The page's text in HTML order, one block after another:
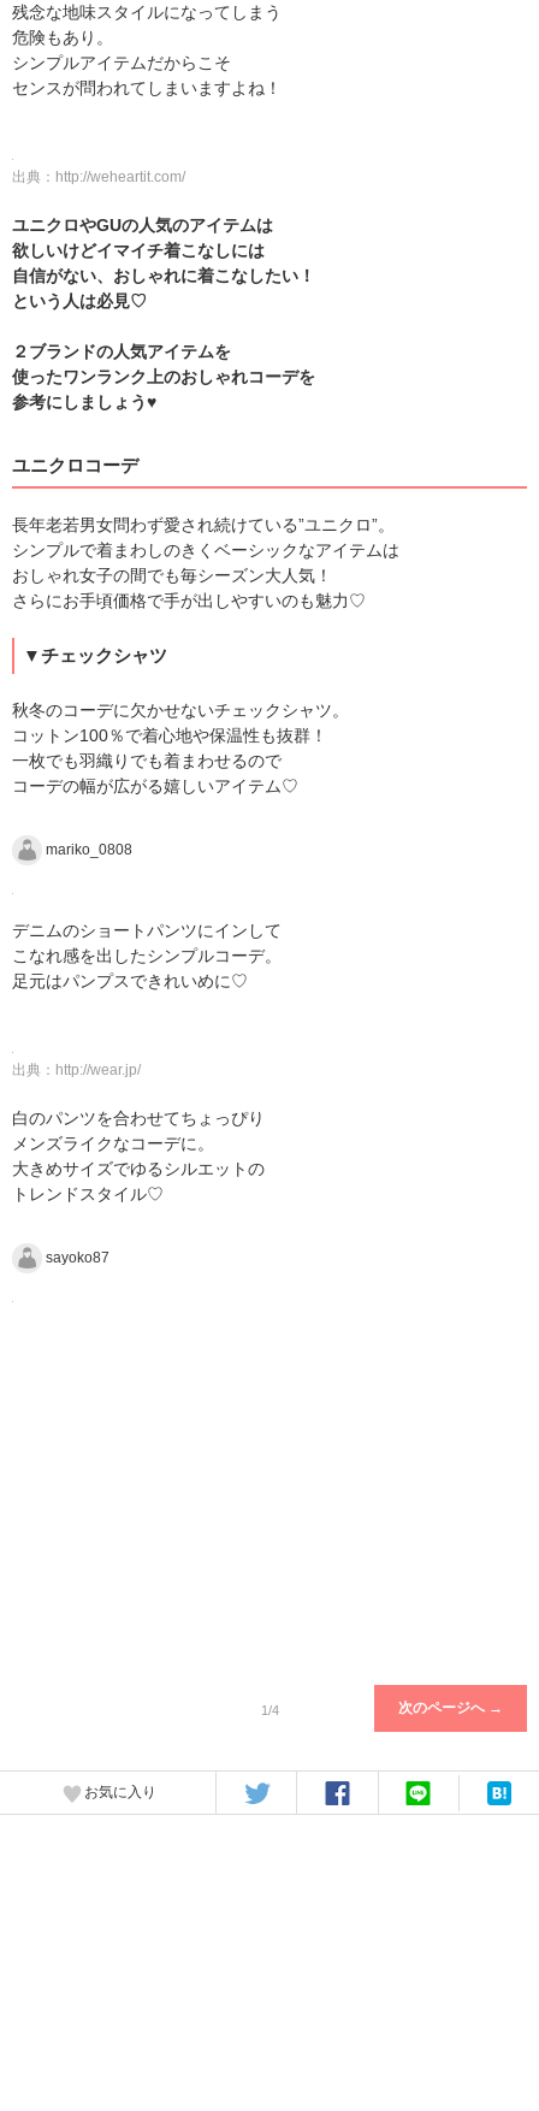
残念な地味スタイルになってしまう
危険もあり。
シンプルアイテムだからこそ
センスが問われてしまいますよね！
出典： http://weheartit.com/
ユニクロやGUの人気のアイテムは
欲しいけどイマイチ着こなしには
自信がない、おしゃれに着こなしたい！
という人は必見♡
２ブランドの人気アイテムを
使ったワンランク上のおしゃれコーデを
参考にしましょう♥
ユニクロコーデ
長年老若男女問わず愛され続けている”ユニクロ”。
シンプルで着まわしのきくベーシックなアイテムは
おしゃれ女子の間でも毎シーズン大人気！
さらにお手頃価格で手が出しやすいのも魅力♡
▼チェックシャツ
秋冬のコーデに欠かせないチェックシャツ。
コットン100％で着心地や保温性も抜群！
一枚でも羽織りでも着まわせるので
コーデの幅が広がる嬉しいアイテム♡
mariko_0808
デニムのショートパンツにインして
こなれ感を出したシンプルコーデ。
足元はパンプスできれいめに♡
出典： http://wear.jp/
白のパンツを合わせてちょっぴり
メンズライクなコーデに。
大きめサイズでゆるシルエットの
トレンドスタイル♡
sayoko87
1/4 次のページへ →
お気に入り